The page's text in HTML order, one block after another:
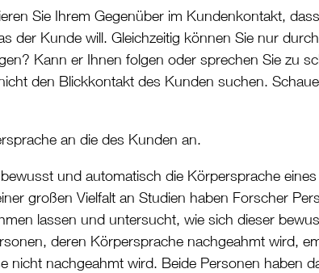
Sie Ihrem Gegenüber im Kundenkontakt,
der Kunde will. Gleichzeitig können Sie nur
Kann er Ihnen folgen oder sprechen Sie zu
den Blickkontakt des Kunden suchen.
an die des Kunden an.
und automatisch die Körpersprache
großen Vielfalt an Studien haben Forscher
lassen und untersucht, wie sich dieser
deren Körpersprache nachgeahmt wird,
nicht nachgeahmt wird. Beide Personen haben